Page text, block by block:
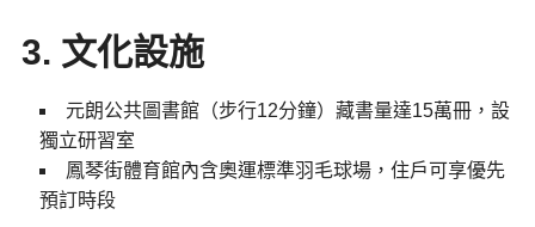
3. 文化設施
元朗公共圖書館（步行12分鐘）藏書量達15萬冊，設
獨立研習室
鳳琴街體育館內含奧運標準羽毛球場，住戶可享優先
預訂時段